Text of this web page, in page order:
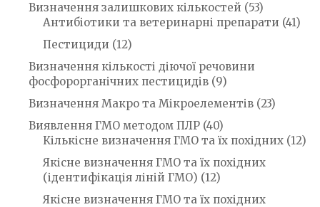
Визначення залишкових кількостей (53)
Антибіотики та ветеринарні препарати (41)
Пестициди (12)
Визначення кількості діючої речовини
фосфорорганічних пестицидів (9)
Визначення Макро та Мікроелементів (23)
Виявлення ГМО методом ПЛР (40)
Кількісне визначення ГМО та їх похідних (12)
Якісне визначення ГМО та їх похідних
(ідентифікація ліній ГМО) (12)
Якісне визначення ГМО та їх похідних